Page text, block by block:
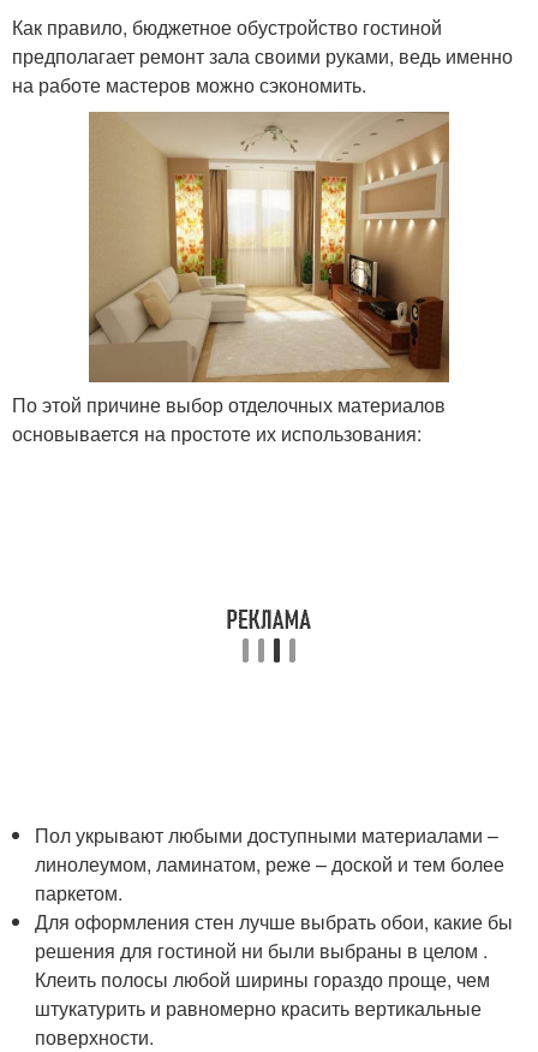
Как правило, бюджетное обустройство гостиной
предполагает ремонт зала своими руками, ведь именно
на работе мастеров можно сэкономить.
По этой причине выбор отделочных материалов
основывается на простоте их использования:
Пол укрывают любыми доступными материалами –
линолеумом, ламинатом, реже – доской и тем более
паркетом.
Для оформления стен лучше выбрать обои, какие бы
решения для гостиной ни были выбраны в целом .
Клеить полосы любой ширины гораздо проще, чем
штукатурить и равномерно красить вертикальные
поверхности.